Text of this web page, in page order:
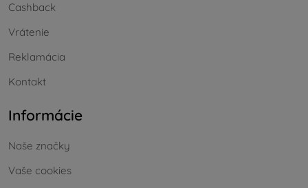
Cashback
Vrátenie
Reklamácia
Kontakt
Informácie
Naše značky
Vaše cookies